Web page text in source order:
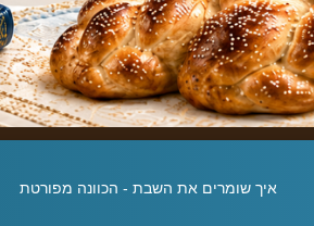
איך שומרים את השבת - הכוונה מפורטת